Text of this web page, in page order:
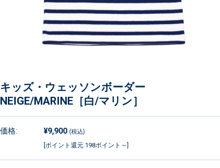
キッズ・ウェッソンボーダー
NEIGE/MARINE［白/マリン］
価格: ¥9,900 (税込)
[ポイント還元 198ポイント～]